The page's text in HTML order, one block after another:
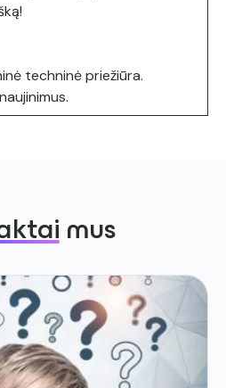
techninė priežiūra.
mus